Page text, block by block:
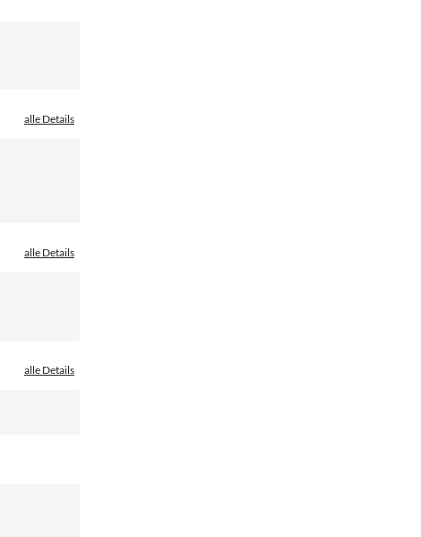
alle Details
alle Details
alle Details